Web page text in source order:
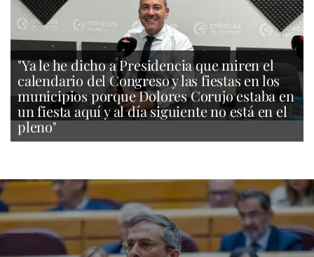
"Ya le he dicho a Presidencia que miren el
calendario del Congreso y las fiestas en los
municipios porque Dolores Corujo estaba en
un fiesta aquí y al día siguiente no está en el
pleno"